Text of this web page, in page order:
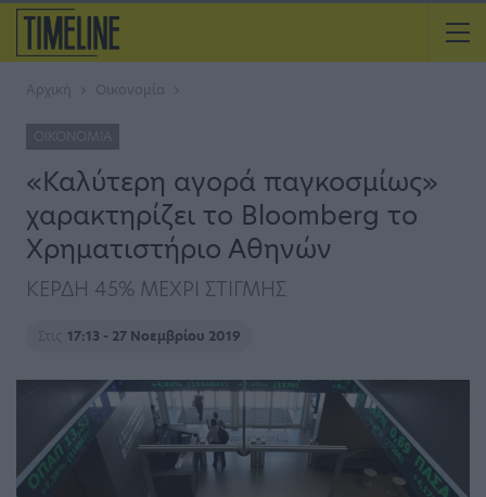
Αρχική Οικονομία
ΟΙΚΟΝΟΜΊΑ
«Καλύτερη αγορά παγκοσμίως»
χαρακτηρίζει το Bloomberg το
Χρηματιστήριο Αθηνών
ΚΕΡΔΗ 45% ΜΕΧΡΙ ΣΤΙΓΜΗΣ
Στις 17:13 - 27 Νοεμβρίου 2019